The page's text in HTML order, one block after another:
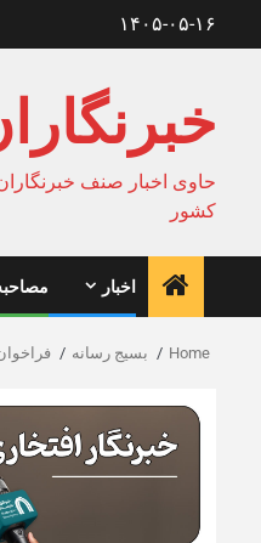
۱۴۰۵-۰۵-۱۶
حاوی اخبار صنف
کشور
اخبار
Home بسیج رسانه